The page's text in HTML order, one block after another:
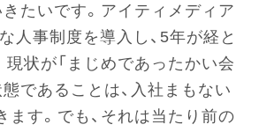
きたいです。アイティメディア
人事制度を導入し、5年が経と
現状が「まじめであったかい会
であることは、入社まもない
ます。でも、それは当たり前の